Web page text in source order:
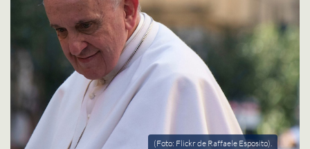
(Foto: Flickr de Raffaele Esposito).